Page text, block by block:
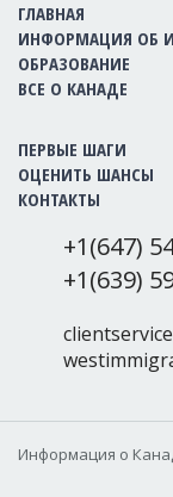
ГЛАВНАЯ
ИНФОРМАЦИЯ ОБ
ОБРАЗОВАНИЕ
ВСЕ О КАНАДЕ
ПЕРВЫЕ ШАГИ
ОЦЕНИТЬ ШАНСЫ
КОНТАКТЫ
+1(647)
+1(639)
Информация о